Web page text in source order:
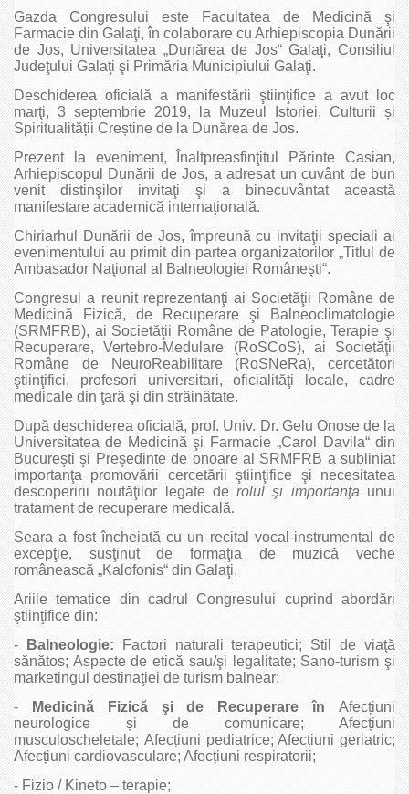
Gazda Congresului este Facultatea de Medicină şi
Farmacie din Galaţi, în colaborare cu Arhiepiscopia Dunării
de Jos, Universitatea „Dunărea de Jos“ Galaţi, Consiliul
Judeţului Galaţi şi Primăria Municipiului Galaţi.
Deschiderea oficială a manifestării ştiinţifice a avut loc
marţi, 3 septembrie 2019, la Muzeul Istoriei, Culturii și
Spiritualității Creștine de la Dunărea de Jos.
Prezent la eveniment, Înaltpreasfinţitul Părinte Casian,
Arhiepiscopul Dunării de Jos, a adresat un cuvânt de bun
venit distinşilor invitaţi şi a binecuvântat această
manifestare academică internaţională.
Chiriarhul Dunării de Jos, împreună cu invitaţii speciali ai
evenimentului au primit din partea organizatorilor „Titlul de
Ambasador Naţional al Balneologiei Româneşti“.
Congresul a reunit reprezentanţi ai Societăţii Române de
Medicină Fizică, de Recuperare şi Balneoclimatologie
(SRMFRB), ai Societăţii Române de Patologie, Terapie şi
Recuperare, Vertebro-Medulare (RoSCoS), ai Societăţii
Române de NeuroReabilitare (RoSNeRa), cercetători
ştiinţifici, profesori universitari, oficialităţi locale, cadre
medicale din ţară şi din străinătate.
După deschiderea oficială, prof. Univ. Dr. Gelu Onose de la
Universitatea de Medicină şi Farmacie „Carol Davila“ din
Bucureşti şi Preşedinte de onoare al SRMFRB a subliniat
importanţa promovării cercetării ştiinţifice şi necesitatea
descoperirii noutăţilor legate derolul şi importanţa unui
tratament de recuperare medicală.
Seara a fost încheiată cu un recital vocal-instrumental de
excepţie, susţinut de formaţia de muzică veche
românească „Kalofonis“ din Galaţi.
Ariile tematice din cadrul Congresului cuprind abordări
ştiinţifice din:
-
Balneologie: Factori naturali terapeutici; Stil de viaţă
sănătos; Aspecte de etică sau/şi legalitate; Sano-turism şi
marketingul destinaţiei de turism balnear;
-
Medicină Fizică şi de Recuperare înAfecțiuni
neurologice și de comunicare; Afecțiuni
musculoscheletale; Afecțiuni pediatrice; Afecțiuni geriatric;
Afecțiuni cardiovasculare; Afecțiuni respiratorii;
- Fizio / Kineto – terapie;